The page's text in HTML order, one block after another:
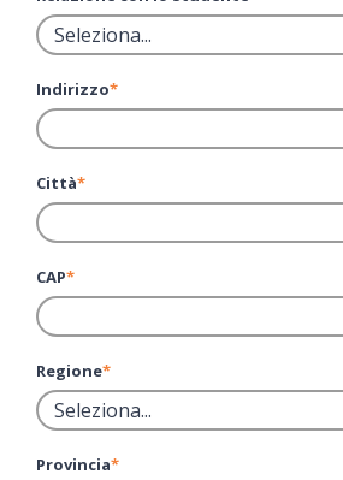
Indirizzo*
Città*
CAP*
Regione*
Provincia*